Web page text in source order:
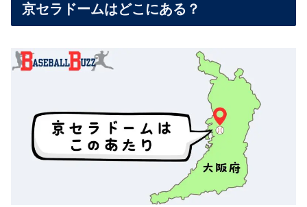
京セラドームはどこにある？